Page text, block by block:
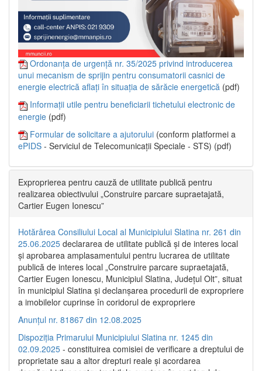
Ordonanța de urgență nr. 35/2025 privind introducerea
unui mecanism de sprijin pentru consumatorii casnici de
energie electrică aflați în situația de sărăcie energetică (pdf)
Informații utile pentru beneficiarii tichetului electronic de
energie (pdf)
Formular de solicitare a ajutorului (conform platformei a
ePIDS - Serviciul de Telecomunicații Speciale - STS) (pdf)
Exproprierea pentru cauză de utilitate publică pentru
realizarea obiectivului „Construire parcare supraetajată,
Cartier Eugen Ionescu”
Hotărârea Consiliului Local al Municipiului Slatina nr. 261 din
25.06.2025 declararea de utilitate publică și de interes local
și aprobarea amplasamentului pentru lucrarea de utilitate
publică de interes local „Construire parcare supraetajată,
Cartier Eugen Ionescu, Municipiul Slatina, Județul Olt”, situat
în municipiul Slatina și declanșarea procedurii de expropriere
a imobilelor cuprinse în coridorul de expropriere
Anunțul nr. 81867 din 12.08.2025
Dispoziția Primarului Municipiului Slatina nr. 1245 din
02.09.2025 - constituirea comisiei de verificare a dreptului de
proprietate sau a altor drepturi reale și acordarea